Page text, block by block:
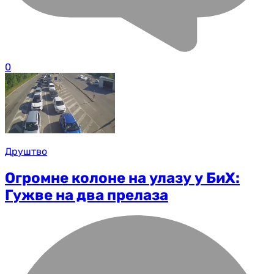
0
Друштво
Огромне колоне на улазу у БиХ:
Гужве на два прелаза